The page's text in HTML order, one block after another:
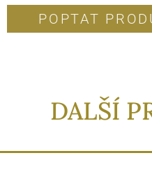
POPTAT
DALŠÍ